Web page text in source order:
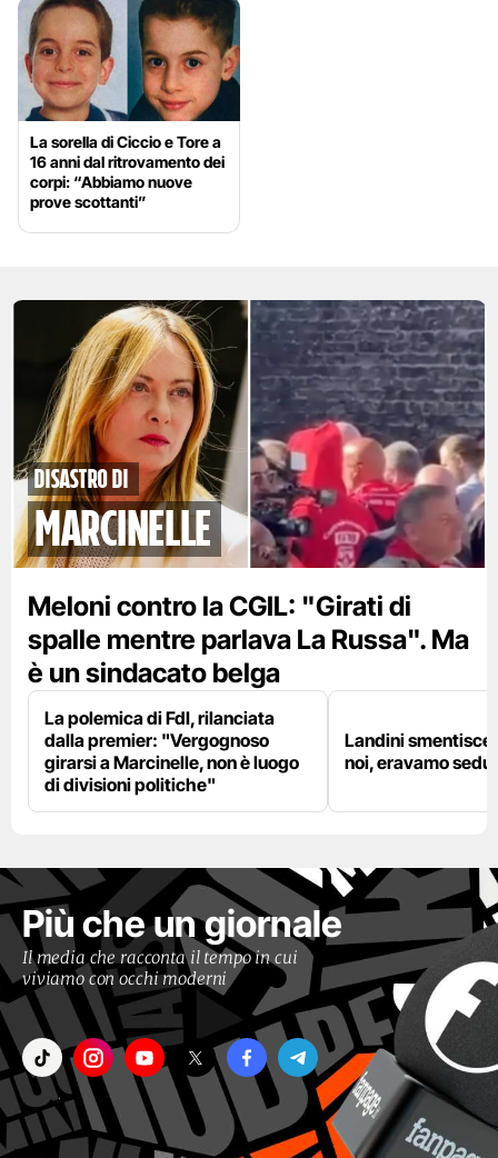
La sorella di Ciccio e Tore a
16 anni dal ritrovamento dei
corpi: “Abbiamo nuove
prove scottanti”
disastro di
marcinelle
Meloni contro la CGIL: "Girati di
spalle mentre parlava La Russa". Ma
è un sindacato belga
La polemica di FdI, rilanciata
dalla premier: "Vergognoso
girarsi a Marcinelle, non è luogo
di divisioni politiche"
Landini
noi, eravamo
Più che un giornale
Il media che racconta il tempo in cui
viviamo con occhi moderni